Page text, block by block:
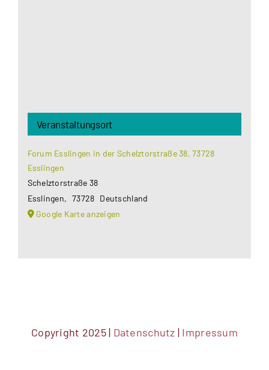
Veranstaltungsort
Forum Esslingen in der Schelztorstraße 38, 73728
Esslingen
Schelztorstraße 38
Esslingen, 73728 Deutschland
Google Karte anzeigen
Copyright 2025 | Datenschutz | Impressum